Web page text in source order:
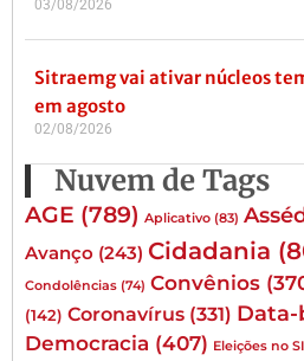
03/08/2026
Sitraemg vai ativar núcleos
em agosto
02/08/2026
Nuvem de Tags
AGE (789) Aplicativo (83)
Avanço (243) Cidadania
Condolências (74) Convênios
(142) Coronavírus (331) Data-
Democracia (407) Eleições no